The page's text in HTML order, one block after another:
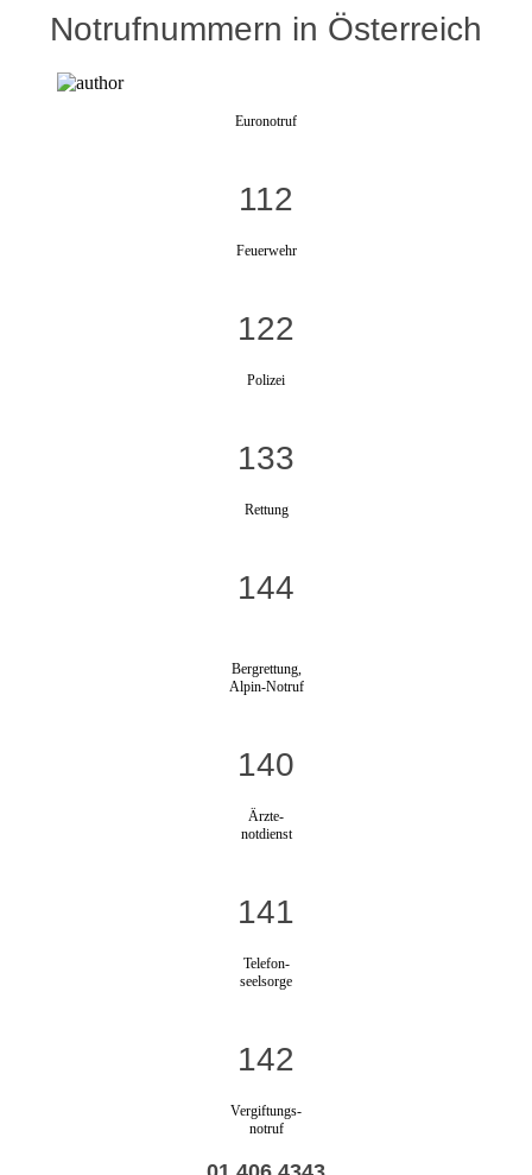
Notrufnummern in Österreich
Euronotruf
112
Feuerwehr
122
Polizei
133
Rettung
144
Bergrettung,
Alpin-Notruf
140
Ärzte-
notdienst
141
Telefon-
seelsorge
142
Vergiftungs-
notruf